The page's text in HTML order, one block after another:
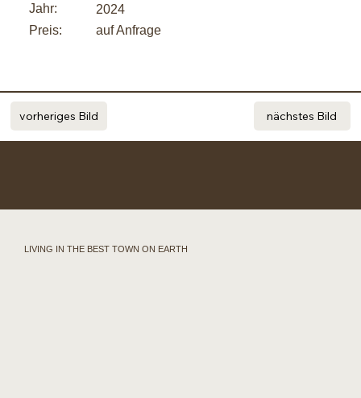
Jahr:
2024
Preis:
auf Anfrage
vorheriges Bild nächstes Bild
LIVING IN THE BEST TOWN ON EARTH